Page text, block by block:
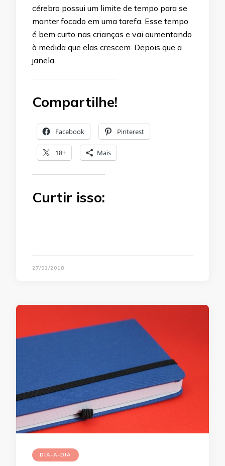
cérebro possui um limite de tempo para se
manter focado em uma tarefa. Esse tempo
é bem curto nas crianças e vai aumentando
à medida que elas crescem. Depois que a
janela …
Compartilhe!
Facebook Pinterest
18+ Mais
Curtir isso:
27/03/2018
DIA-A-DIA